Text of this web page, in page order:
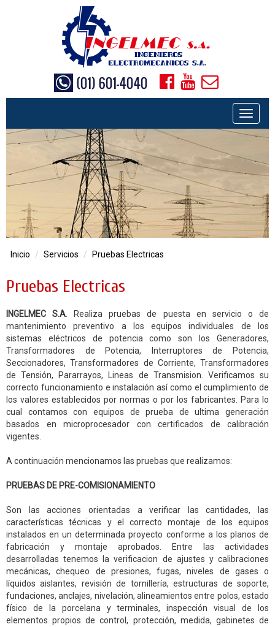
ws
Inicio Servicios Pruebas Electricas
Pruebas Electricas
INGELMEC S.A. Realiza pruebas de puesta en servicio o de
mantenimiento preventivo a los equipos individuales de los
sistemas eléctricos de potencia como son los Generadores,
Transformadores de Potencia, Interruptores de Potencia,
Seccionadores, Transformadores de Corriente, Transformadores
de Tensión, Pararrayos, Lineas de Transmision. Verificamos su
correcto funcionamiento e instalación así como el cumplimiento de
los valores establecidos por normas o por los fabricantes. Para lo
cual contamos con equipos de prueba de ultima generación
basados en microprocesador con certificados de calibración
vigentes.
A continuación mencionamos las pruebas que realizamos:
PRUEBAS DE PRE-COMISIONAMIENTO
Son las acciones orientadas a verificar las cantidades, las
características técnicas y el correcto montaje de los equipos
instalados en un determinada proyecto conforme a los planos de
fabricación y montaje aprobados. Entre las actividades
desarrolladas tenemos la verificacion de ajustes y calibraciones
mecánicas, chequeo de presiones, fugas, niveles de gases o
líquidos aislantes, revisión de tornillería, estructuras de soporte,
fundaciones, anclajes, nivelación, alineamientos entre polos, estado
físico de la porcelana y terminales, inspección visual de los
elementos propios de control, protección, medida, gabinetes de